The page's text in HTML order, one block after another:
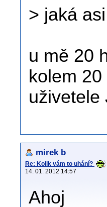
> jaká
u mě 20
kolem
uživetele
mirek b
Re: Kolik vám to uhání?
14. 01. 2012 14:57
Ahoj